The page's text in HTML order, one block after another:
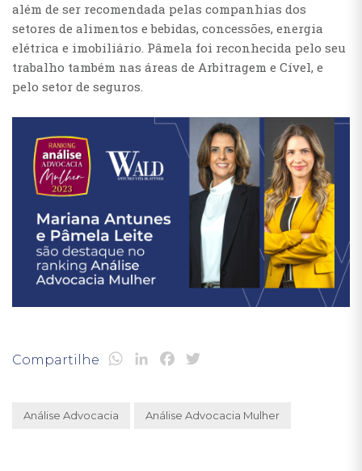
além de ser recomendada pelas companhias dos
setores de alimentos e bebidas, concessões, energia
elétrica e imobiliário. Pâmela foi reconhecida pelo seu
trabalho também nas áreas de Arbitragem e Cível, e
pelo setor de seguros.
Compartilhe WhatsApp
LinkedInFacebook
Análise Advocacia Análise Advocacia Mulher